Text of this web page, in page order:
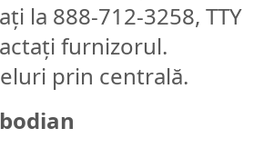
la 888-712-3258, TTY
furnizorul.
prin centrală.